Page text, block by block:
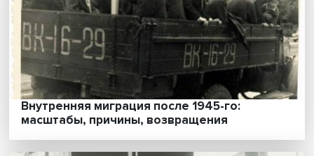
«У всех ратующих за распределенную
теперь есть мнение, на которое можно
опереться»